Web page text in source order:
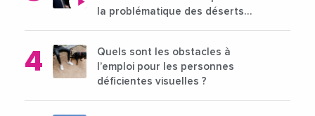
la problématique des déserts
Quels sont les obstacles à
l’emploi pour les personnes
déficientes visuelles ?